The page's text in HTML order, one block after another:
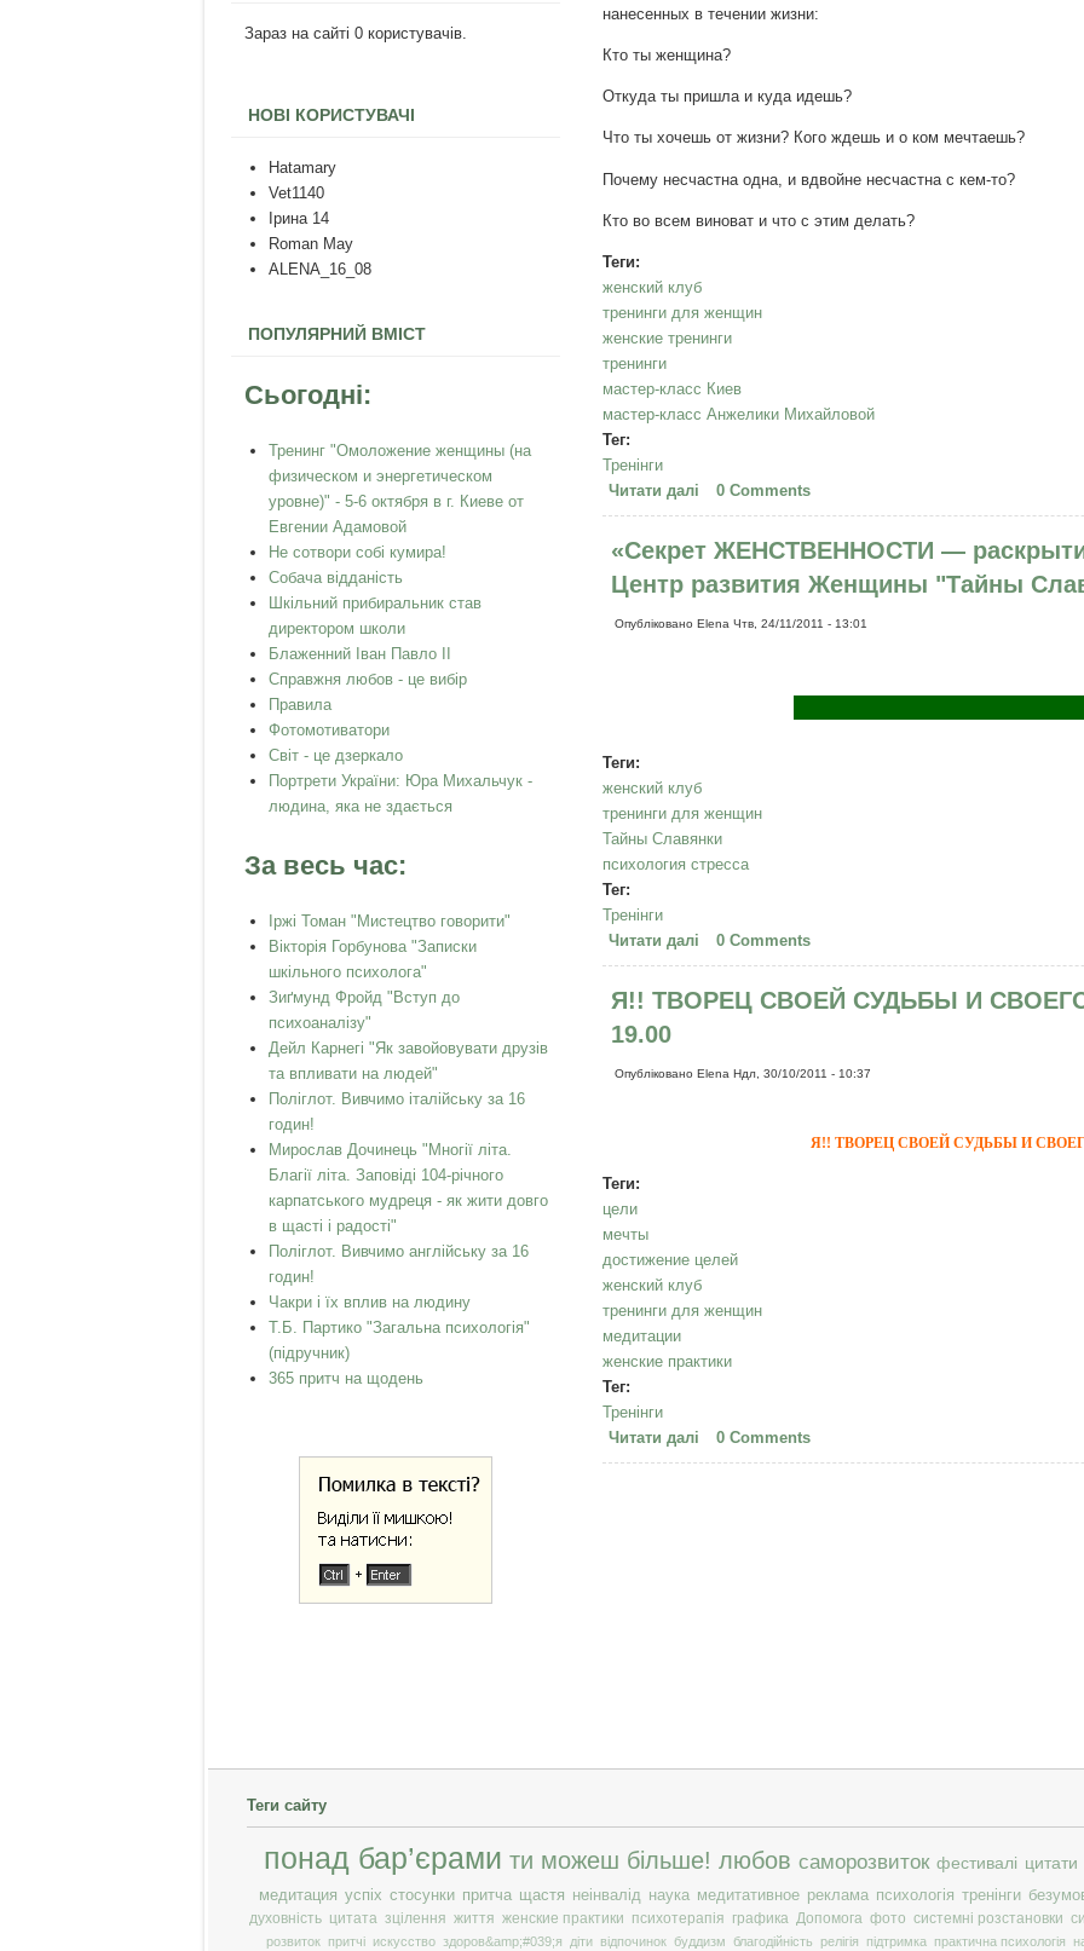
нанесенных в течении жизни:
Кто ты женщина?
Откуда ты пришла и куда идешь?
Что ты хочешь от жизни? Кого ждешь и о ком мечтаешь?
Почему несчастна одна, и вдвойне несчастна с кем-то?
Кто во всем виноват и что с этим делать?
Теги:
женский клуб
тренинги для женщин
женские тренинги
тренинги
мастер-класс Киев
мастер-класс Анжелики Михайловой
Тег:
Тренінги
Читати далі про 25 декабря 2011 г. - Мастер-класс
ЛЮБВИ"
0 Comments
«Секрет ЖЕНСТВЕННОСТИ —
Центр развития Женщины "Тайны
ОпублікованоElena Чтв, 24/11/2011 - 13:01
Центр
Теги:
женский клуб
тренинги для женщин
Тайны Славянки
психология стресса
Тег:
Тренінги
Читати далі про «Секрет ЖЕНСТВЕННОСТИ — раскрытие
Женщины "Тайны Славянки"
0 Comments
Я!! ТВОРЕЦ СВОЕЙ СУДЬБЫ И
19.00
ОпублікованоElena Ндл, 30/10/2011 - 10:37
Я!! ТВОРЕЦ СВОЕЙ СУДЬБЫ И
Теги:
цели
мечты
достижение целей
женский клуб
тренинги для женщин
медитации
женские практики
Тег:
Тренінги
Читати далі про Я!! ТВОРЕЦ СВОЕЙ СУДЬБЫ И СВОЕГО
0 Comments
Зараз на сайті 0 користувачів.
НОВІ КОРИСТУВАЧІ
Hatamary
Vet1140
Ірина 14
Roman May
ALENA_16_08
ПОПУЛЯРНИЙ ВМІСТ
Сьогодні:
Тренинг "Омоложение женщины (на
физическом и энергетическом
уровне)" - 5-6 октября в г. Киеве от
Евгении Адамовой
Не сотвори собі кумира!
Собача відданість
Шкільний прибиральник став
директором школи
Блаженний Іван Павло ІІ
Справжня любов - це вибір
Правила
Фотомотиватори
Світ - це дзеркало
Портрети України: Юра Михальчук -
людина, яка не здається
За весь час:
Іржі Томан "Мистецтво говорити"
Вікторія Горбунова "Записки
шкільного психолога"
Зиґмунд Фройд "Вступ до
психоаналізу"
Дейл Карнегі "Як завойовувати друзів
та впливати на людей"
Поліглот. Вивчимо італійську за 16
годин!
Мирослав Дочинець "Многії літа.
Благії літа. Заповіді 104-річного
карпатського мудреця - як жити довго
в щасті і радості"
Поліглот. Вивчимо англійську за 16
годин!
Чакри і їх вплив на людину
Т.Б. Партико "Загальна психологія"
(підручник)
365 притч на щодень
Теги сайту
понад бар’єрами ти можеш більше! любов саморозвиток фестивалі цитати
медитация успіх стосунки притча щастя неінвалід наука медитативное реклама психологія тренінги
духовність цитата зцілення життя женские практики психотерапія графика Допомога фото системні розстановки
розвиток
притчі искусство здоров&amp;#039;я діти відпочинок буддизм благодійність релігія підтримка практична психологія